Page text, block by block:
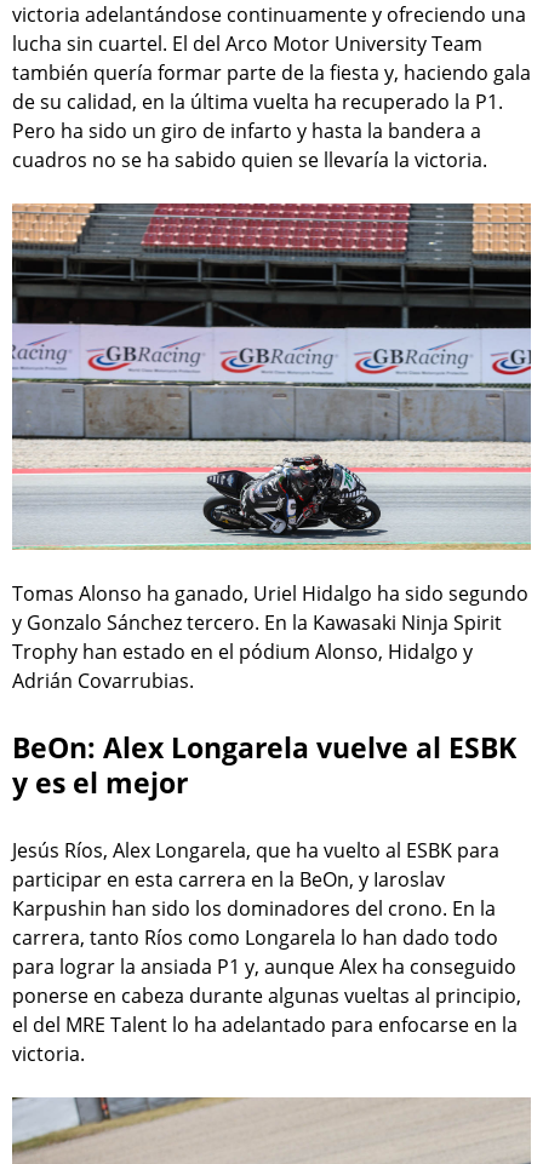
victoria adelantándose continuamente y ofreciendo una
lucha sin cuartel. El del Arco Motor University Team
también quería formar parte de la fiesta y, haciendo gala
de su calidad, en la última vuelta ha recuperado la P1.
Pero ha sido un giro de infarto y hasta la bandera a
cuadros no se ha sabido quien se llevaría la victoria.
Tomas Alonso ha ganado, Uriel Hidalgo ha sido segundo
y Gonzalo Sánchez tercero. En la Kawasaki Ninja Spirit
Trophy han estado en el pódium Alonso, Hidalgo y
Adrián Covarrubias.
BeOn: Alex Longarela vuelve al ESBK
y es el mejor
Jesús Ríos, Alex Longarela, que ha vuelto al ESBK para
participar en esta carrera en la BeOn, y Iaroslav
Karpushin han sido los dominadores del crono. En la
carrera, tanto Ríos como Longarela lo han dado todo
para lograr la ansiada P1 y, aunque Alex ha conseguido
ponerse en cabeza durante algunas vueltas al principio,
el del MRE Talent lo ha adelantado para enfocarse en la
victoria.